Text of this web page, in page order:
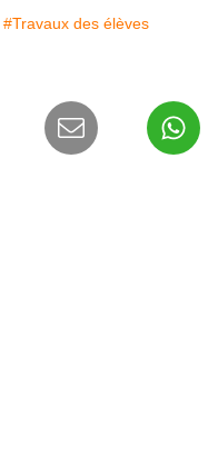
#Travaux des élèves